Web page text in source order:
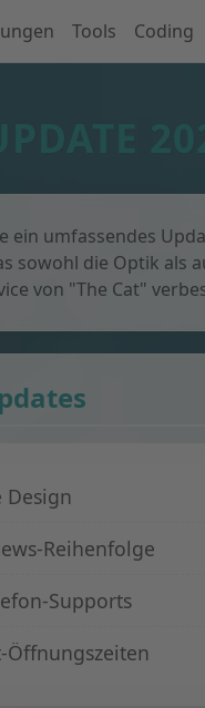
Tools Coding
ein umfassendes
sowohl die Optik als
von "The Cat"
Design
Reihenfolge
Supports
Öffnungszeiten